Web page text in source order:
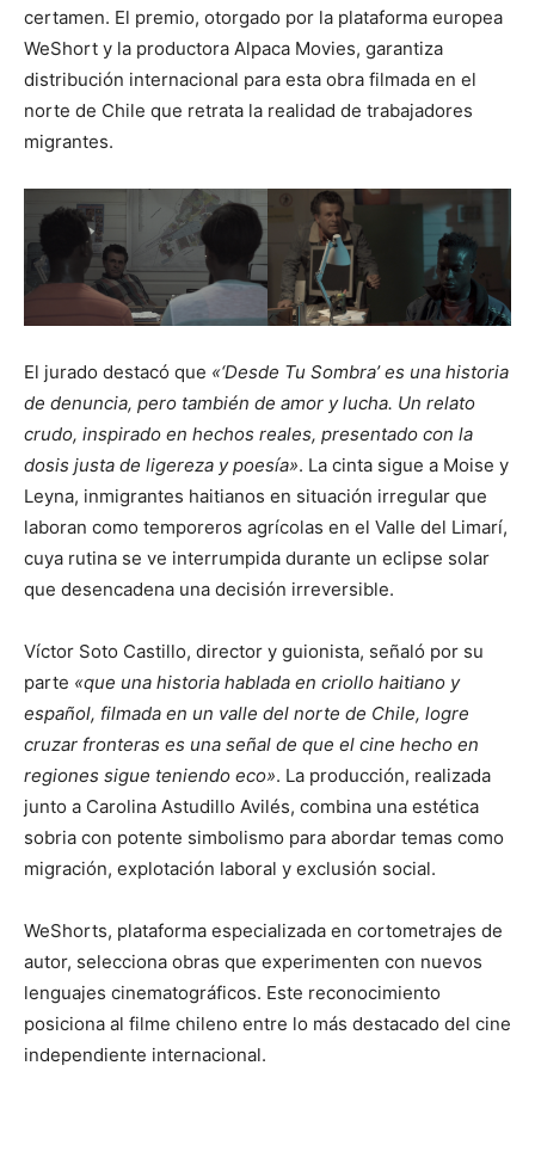
certamen. El premio, otorgado por la plataforma europea
WeShort y la productora Alpaca Movies, garantiza
distribución internacional para esta obra filmada en el
norte de Chile que retrata la realidad de trabajadores
migrantes.
El jurado destacó que «‘Desde Tu Sombra’ es una historia
de denuncia, pero también de amor y lucha. Un relato
crudo, inspirado en hechos reales, presentado con la
dosis justa de ligereza y poesía». La cinta sigue a Moise y
Leyna, inmigrantes haitianos en situación irregular que
laboran como temporeros agrícolas en el Valle del Limarí,
cuya rutina se ve interrumpida durante un eclipse solar
que desencadena una decisión irreversible.
Víctor Soto Castillo, director y guionista, señaló por su
parte «que una historia hablada en criollo haitiano y
español, filmada en un valle del norte de Chile, logre
cruzar fronteras es una señal de que el cine hecho en
regiones sigue teniendo eco». La producción, realizada
junto a Carolina Astudillo Avilés, combina una estética
sobria con potente simbolismo para abordar temas como
migración, explotación laboral y exclusión social.
WeShorts, plataforma especializada en cortometrajes de
autor, selecciona obras que experimenten con nuevos
lenguajes cinematográficos. Este reconocimiento
posiciona al filme chileno entre lo más destacado del cine
independiente internacional.